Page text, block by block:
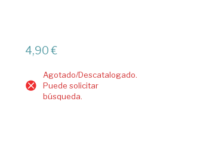
4,90 €
Agotado/Descatalogado.
Puede solicitar
búsqueda.